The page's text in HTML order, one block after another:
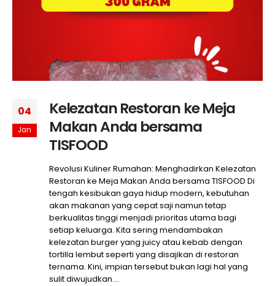
04
Jan
Kelezatan Restoran ke Meja
Makan Anda bersama
TISFOOD
Revolusi Kuliner Rumahan: Menghadirkan Kelezatan
Restoran ke Meja Makan Anda bersama TISFOOD Di
tengah kesibukan gaya hidup modern, kebutuhan
akan makanan yang cepat saji namun tetap
berkualitas tinggi menjadi prioritas utama bagi
setiap keluarga. Kita sering mendambakan
kelezatan burger yang juicy atau kebab dengan
tortilla lembut seperti yang disajikan di restoran
ternama. Kini, impian tersebut bukan lagi hal yang
sulit diwujudkan....